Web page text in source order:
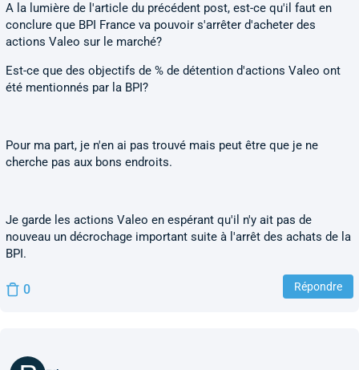
A la lumière de l'article du précédent post, est-ce qu'il faut en
conclure que BPI France va pouvoir s'arrêter d'acheter des
actions Valeo sur le marché?
Est-ce que des objectifs de % de détention d'actions Valeo ont
été mentionnés par la BPI?
Pour ma part, je n'en ai pas trouvé mais peut être que je ne
cherche pas aux bons endroits.
Je garde les actions Valeo en espérant qu'il n'y ait pas de
nouveau un décrochage important suite à l'arrêt des achats de la
BPI.
0 Répondre